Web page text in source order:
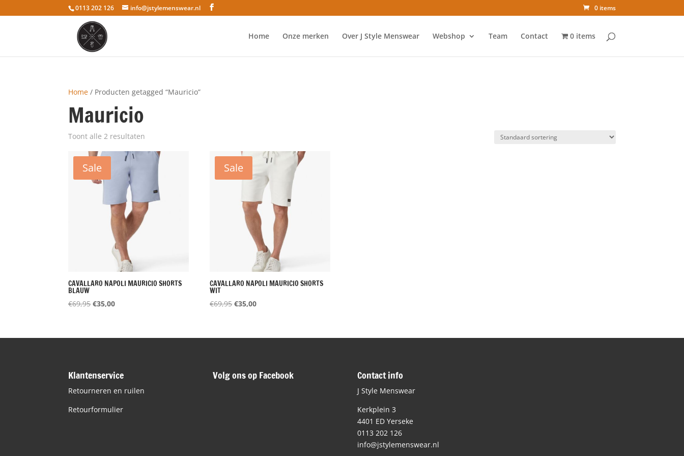
0113 202 126 info@jstylemenswear.nl 0 items
Home Onze merken Over J Style Menswear Webshop Team Contact 0 items
Home / Producten getagged “Mauricio”
Mauricio
Toont alle 2 resultaten
Sale
CAVALLARO NAPOLI MAURICIO SHORTS
BLAUW
€69,95Oorspronkelijke
€69,95.
€35,00Huidige
€35,00.
Sale
CAVALLARO NAPOLI MAURICIO SHORTS
WIT
€69,95Oorspronkelijke
€69,95.
€35,00Huidige
€35,00.
Klantenservice
Retourneren en ruilen
Retourformulier
Volg ons op Facebook Contact info
J Style Menswear
Kerkplein 3
4401 ED Yerseke
0113 202 126
info@jstylemenswear.nl